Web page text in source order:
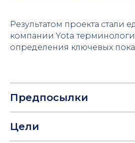
Результатом проекта стали
компании Yota
определения ключевых
Предпосылки
Цели